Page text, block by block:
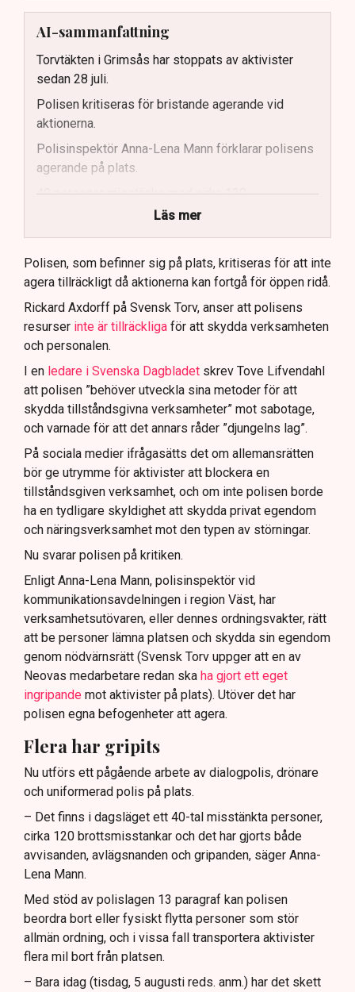
AI-sammanfattning
Torvtäkten i Grimsås har stoppats av aktivister
sedan 28 juli.
Polisen kritiseras för bristande agerande vid
aktionerna.
Polisinspektör Anna-Lena Mann förklarar polisens
agerande på plats.
40 personer misstänks med cirka 120
brottsmisstankar kopplade.
Polisen använder drönare och uniformerad polis
för att dokumentera bevis.
Samtidigt är polisarbetet komplext när det gäller
att navigera juridiska rättigheter och gränser.
Läs mer
Polisen, som befinner sig på plats, kritiseras för att inte
agera tillräckligt då aktionerna kan fortgå för öppen ridå.
Rickard Axdorff på Svensk Torv, anser att polisens
resurser inte är tillräckliga för att skydda verksamheten
och personalen.
I en ledare i Svenska Dagbladet skrev Tove Lifvendahl
att polisen ”behöver utveckla sina metoder för att
skydda tillståndsgivna verksamheter” mot sabotage,
och varnade för att det annars råder ”djungelns lag”.
På sociala medier ifrågasätts det om allemansrätten
bör ge utrymme för aktivister att blockera en
tillståndsgiven verksamhet, och om inte polisen borde
ha en tydligare skyldighet att skydda privat egendom
och näringsverksamhet mot den typen av störningar.
Nu svarar polisen på kritiken.
Enligt Anna-Lena Mann, polisinspektör vid
kommunikationsavdelningen i region Väst, har
verksamhetsutövaren, eller dennes ordningsvakter, rätt
att be personer lämna platsen och skydda sin egendom
genom nödvärnsrätt (Svensk Torv uppger att en av
Neovas medarbetare redan ska ha gjort ett eget
ingripande mot aktivister på plats). Utöver det har
polisen egna befogenheter att agera.
Flera har gripits
Nu utförs ett pågående arbete av dialogpolis, drönare
och uniformerad polis på plats.
– Det finns i dagsläget ett 40-tal misstänkta personer,
cirka 120 brottsmisstankar och det har gjorts både
avvisanden, avlägsnanden och gripanden, säger Anna-
Lena Mann.
Med stöd av polislagen 13 paragraf kan polisen
beordra bort eller fysiskt flytta personer som stör
allmän ordning, och i vissa fall transportera aktivister
flera mil bort från platsen.
– Bara idag (tisdag, 5 augusti reds. anm.) har det skett